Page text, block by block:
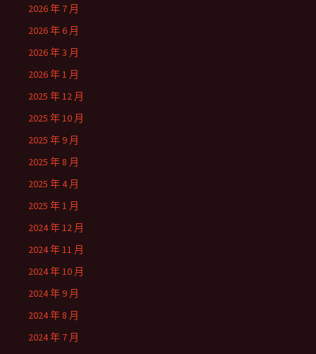
2026 年 7 月
2026 年 6 月
2026 年 3 月
2026 年 1 月
2025 年 12 月
2025 年 10 月
2025 年 9 月
2025 年 8 月
2025 年 4 月
2025 年 1 月
2024 年 12 月
2024 年 11 月
2024 年 10 月
2024 年 9 月
2024 年 8 月
2024 年 7 月